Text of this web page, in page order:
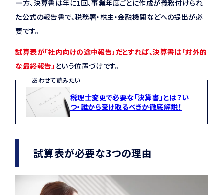
一方、決算書は年に1回、事業年度ごとに作成が義務付けられ
た公式の報告書で、税務署・株主・金融機関などへの提出が必
要です。
試算表が「社内向けの途中報告」だとすれば、決算書は「対外的
な最終報告」 という位置づけです。
あわせて読みたい
税理士変更で必要な「決算書」とは？い
つ・誰から受け取るべきか徹底解説！
試算表が必要な3つの理由